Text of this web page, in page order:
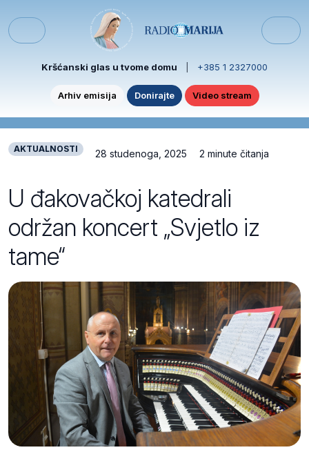
Menu
Kršćanski glas u tvome domu +385 1 2327000
Arhiv emisija Donirajte Video stream
AKTUALNOSTI 28 studenoga, 2025 2 minute čitanja
U đakovačkoj katedrali
održan koncert „Svjetlo iz
tame“